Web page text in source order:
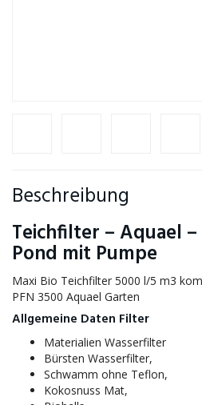
Beschreibung
Teichfilter – Aquael
Pond mit Pumpe
Maxi Bio Teichfilter 5000 l/5 m3
PFN 3500 Aquael Garten
Allgemeine Daten Filter
Materialien Wasserfilter
Bürsten Wasserfilter,
Schwamm ohne Teflon,
Kokosnuss Mat,